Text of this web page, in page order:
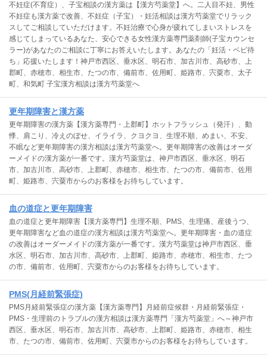
不妊症(不育症）、子宝相談の漢方薬は【漢方芍薬堂】へ。二人目不妊、男性
不妊症も漢方薬で改善、不妊症（子宝）・妊活相談は漢方芍薬堂でリラック
スしてご相談していただけます。不妊治療で心身が疲れてしまいストレスを
感じてしまっているあなた、安心できる女性漢方薬専門薬剤師(子宝カウンセ
ラー)があなたのご相談に丁寧にお答えいたします。あなたの「妊活・ベビ待
ち」応援いたします！神戸市西区、垂水区、明石市、加古川市、高砂市、上
郡町、赤穂市、相生市、たつの市、備前市、佐用町、姫路市、宍粟市、太子
町、和気町 子宝漢方相談は漢方芍薬堂へ
更年期障害と漢方薬
更年期障害の漢方薬【漢方薬専門・上郡町】ホットフラッシュ（発汗）、動
悸、肩こり、冷えのぼせ、イライラ、クヨクヨ、生理不順、めまい、不安、
不眠など更年期障害の漢方相談は漢方芍薬堂へ。更年期障害の改善はオーダ
ーメイドの漢方薬が一番です。漢方芍薬堂は、神戸市西区、垂水区、明石
市、加古川市、高砂市、上郡町、赤穂市、相生市、たつの市、備前市、佐用
町、姫路市、宍粟市からのお客様をお待ちしています。
血の道症と更年期障害
血の道症と更年期障害【漢方薬専門】生理不順、PMS、生理痛、産後うつ、
更年期障害など血の道症の漢方相談は漢方芍薬堂へ。更年期障害・血の道症
の改善はオーダーメイドの漢方薬が一番です。漢方芍薬堂は神戸市西区、垂
水区、明石市、加古川市、高砂市、上郡町、姫路市、赤穂市、相生市、たつ
の市、備前市、佐用町、宍粟市からのお客様をお待ちしています。
PMS(月経前緊張症)
PMS月経前緊張症の漢方薬【漢方薬専門】月経前症候群・月経前緊張症・
PMS・生理前のトラブルの漢方相談は漢方薬専門「漢方芍薬堂」へ～神戸市
西区、垂水区、明石市、加古川市、高砂市、上郡町、姫路市、赤穂市、相生
市、たつの市、備前市、佐用町、宍粟市からのお客様をお待ちしています。